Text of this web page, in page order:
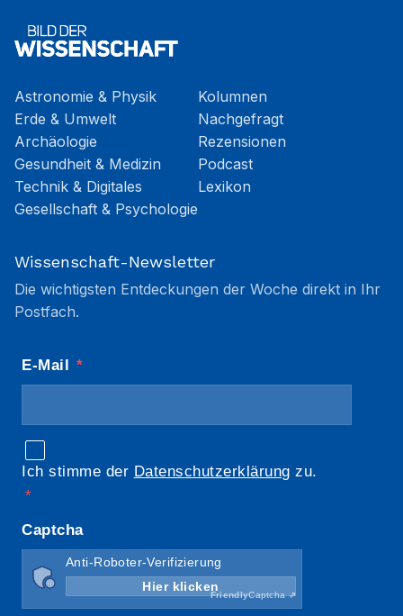
Astronomie & Physik
Erde & Umwelt
Archäologie
Gesundheit & Medizin
Technik & Digitales
Gesellschaft & Psychologie
Kolumnen
Nachgefragt
Rezensionen
Podcast
Lexikon
Wissenschaft-Newsletter
Die wichtigsten Entdeckungen der Woche direkt in Ihr
Postfach.